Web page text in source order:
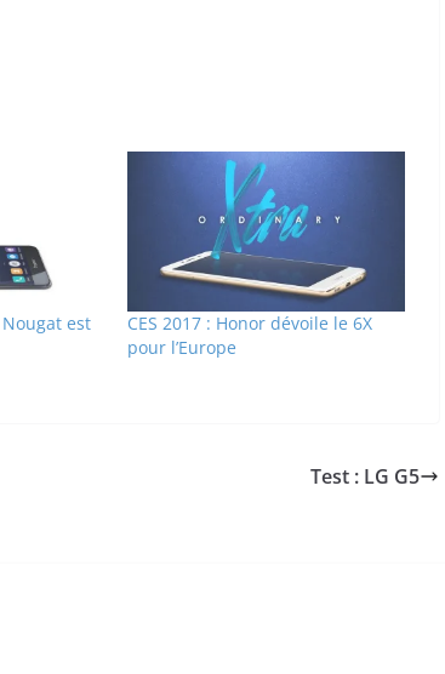
est
CES 2017 : Honor dévoile le 6X
pour l’Europe
Test : LG G5